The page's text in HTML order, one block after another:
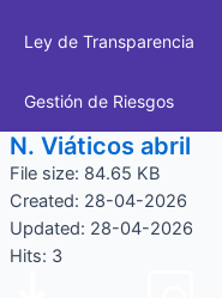
Ley de Transparencia
Gestión de Riesgos
N. Viáticos abril
File size: 84.65 KB
Created: 28-04-2026
Updated: 28-04-2026
Hits: 3